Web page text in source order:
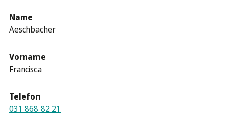
Name
Aeschbacher
Vorname
Francisca
Telefon
031 868 82 21